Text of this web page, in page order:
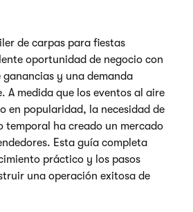
de carpas para fiestas
oportunidad de negocio con
y una demanda
A medida que los eventos al aire
en popularidad, la necesidad de
temporal ha creado un mercado
Esta guía completa
práctico y los pasos
una operación exitosa de